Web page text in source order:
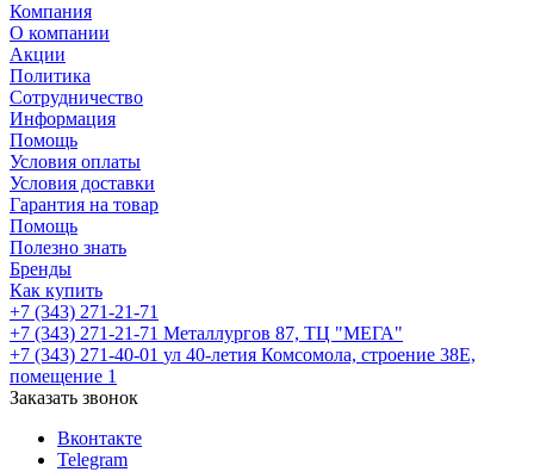
Компания
О компании
Акции
Политика
Сотрудничество
Информация
Помощь
Условия оплаты
Условия доставки
Гарантия на товар
Помощь
Полезно знать
Бренды
Как купить
+7 (343) 271-21-71
+7 (343) 271-21-71 Металлургов 87, ТЦ "МЕГА"
+7 (343) 271-40-01 ул 40-летия Комсомола, строение 38Е,
помещение 1
Заказать звонок
Вконтакте
Telegram